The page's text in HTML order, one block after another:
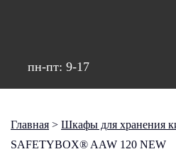
пн-пт: 9-17
Главная > Шкафы для хранения
SAFETYBOX® AAW 120 NEW